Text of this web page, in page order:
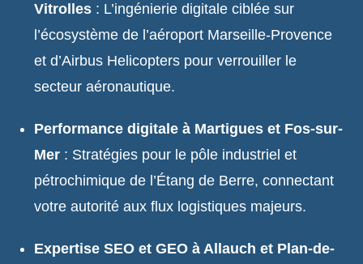
Vitrolles : L’ingénierie digitale ciblée sur
l’écosystème de l’aéroport Marseille-Provence
et d’Airbus Helicopters pour verrouiller le
secteur aéronautique.
Performance digitale à Martigues et Fos-sur-
Mer : Stratégies pour le pôle industriel et
pétrochimique de l’Étang de Berre, connectant
votre autorité aux flux logistiques majeurs.
Expertise SEO et GEO à Allauch et Plan-de-